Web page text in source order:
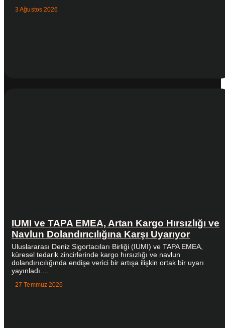
3 Ağustos 2026
IUMI ve TAPA EMEA, Artan Kargo Hırsızlığı ve
Navlun Dolandırıcılığına Karşı Uyarıyor
Uluslararası Deniz Sigortacıları Birliği (IUMI) ve TAPA EMEA,
küresel tedarik zincirlerinde kargo hırsızlığı ve navlun
dolandırıcılığında endişe verici bir artışa ilişkin ortak bir uyarı
yayınladı....
27 Temmuz 2026